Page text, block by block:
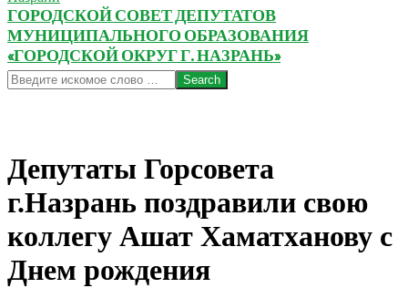
ГОРОДСКОЙ СОВЕТ ДЕПУТАТОВ
МУНИЦИПАЛЬНОГО ОБРАЗОВАНИЯ
«ГОРОДСКОЙ ОКРУГ Г. НАЗРАНЬ»
Search
Депутаты Горсовета
г.Назрань поздравили свою
коллегу Ашат Хаматханову с
Днем рождения